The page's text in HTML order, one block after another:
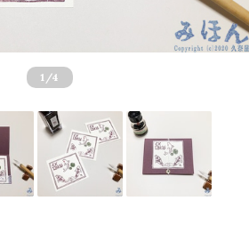
1 /4